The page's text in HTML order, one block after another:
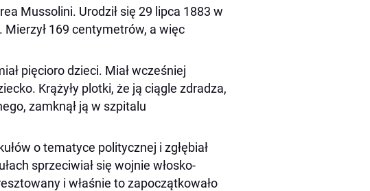
Mussolini. Urodził się 29 lipca 1883 w
Mierzył 169 centymetrów, a więc
pięcioro dzieci. Miał wcześniej
Krążyły plotki, że ją ciągle zdradza,
zamknął ją w szpitalu
o tematyce politycznej i zgłębiał
sprzeciwiał się wojnie włosko-
i właśnie to zapoczątkowało